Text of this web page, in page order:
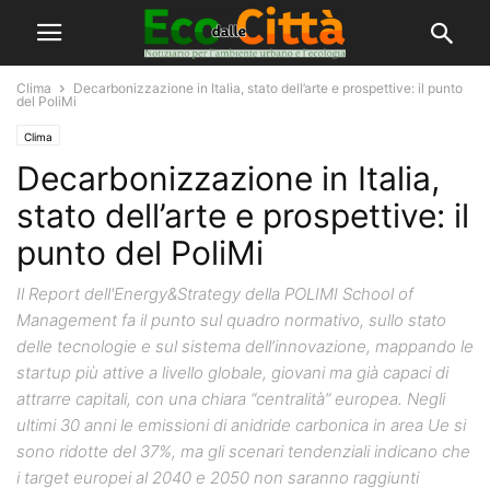
Clima
Decarbonizzazione in Italia, stato dell’arte e prospettive: il punto
del PoliMi
Clima
Decarbonizzazione in Italia,
stato dell’arte e prospettive: il
punto del PoliMi
Il Report dell'Energy&Strategy della POLIMI School of
Management fa il punto sul quadro normativo, sullo stato
delle tecnologie e sul sistema dell’innovazione, mappando le
startup più attive a livello globale, giovani ma già capaci di
attrarre capitali, con una chiara “centralità” europea. Negli
ultimi 30 anni le emissioni di anidride carbonica in area Ue si
sono ridotte del 37%, ma gli scenari tendenziali indicano che
i target europei al 2040 e 2050 non saranno raggiunti